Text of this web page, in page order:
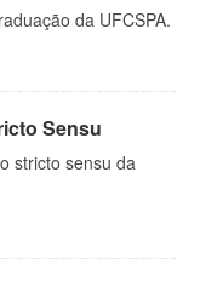
da UFCSPA.
Sensu
stricto sensu da